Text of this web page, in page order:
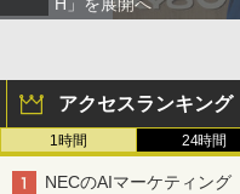
H」を展開へ
アクセスランキング
1時間 24時間
NECのAIマーケティン